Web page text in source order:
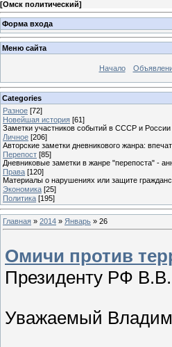
[Омск политический]
Форма входа
Меню сайта
Начало
Categories
Разное [72]
Новейшая история [61]
Заметки участников событий в СССР и России
Личное [206]
Авторские заметки дневникового жанра:
Перепост [85]
Дневниковые заметки в жанре "перепоста" -
Права [120]
Материалы о нарушениях или защите
Экономика [25]
Политика [195]
Главная » 2014 » Январь » 26
Омичи против
Президенту РФ
Уважаемый